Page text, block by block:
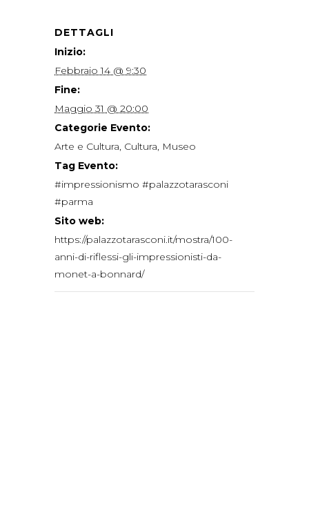
DETTAGLI
Inizio:
Febbraio 14 @ 9:30
Fine:
Maggio 31 @ 20:00
Categorie Evento:
Arte e Cultura Cultura Museo
Tag Evento:
#impressionismo #palazzotarasconi
#parma
Sito web:
https://palazzotarasconi.it/mostra/100-
anni-di-riflessi-gli-impressionisti-da-
monet-a-bonnard/